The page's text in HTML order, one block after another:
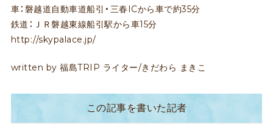
車：磐越道自動車道船引・三春ICから車で約35分
鉄道：ＪＲ磐越東線船引駅から車15分
http://skypalace.jp/
written by 福島TRIP ライター/きだわら まきこ
この記事を書いた記者